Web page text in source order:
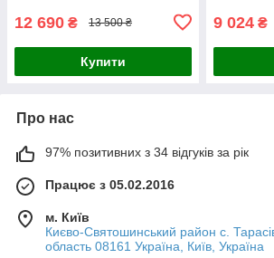
12 690 ₴ 13 500 ₴
Купити
9 024 ₴
Про нас
97% позитивних з 34 відгуків за рік
Працює з 05.02.2016
м. Київ
Києво-Святошинський район с.
область 08161 Україна, Київ, Україна